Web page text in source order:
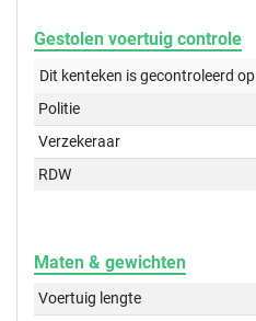
Gestolen voertuig controle
Dit kenteken is gecontroleerd op
Politie
Verzekeraar
RDW
Maten & gewichten
Voertuig lengte